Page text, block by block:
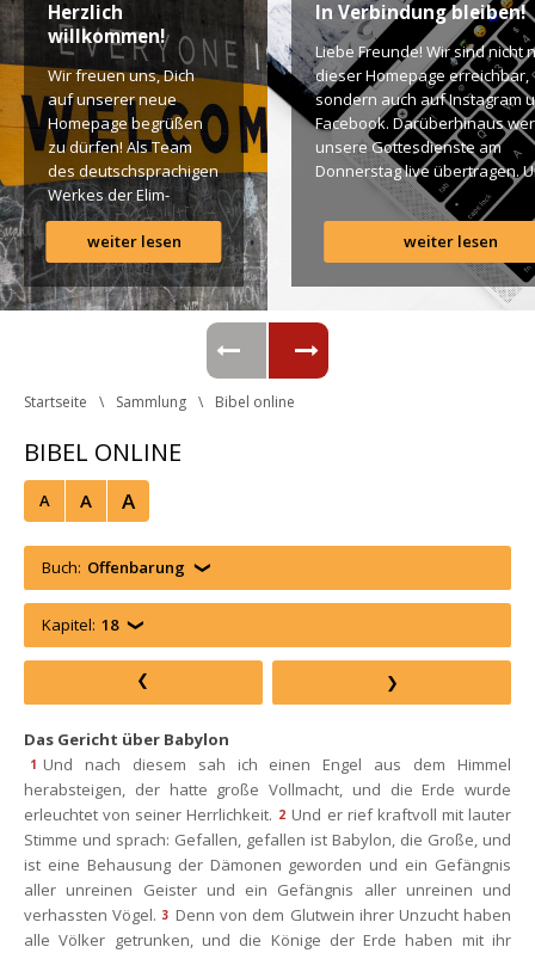
Herzlich
willkommen!
Wir freuen uns, Dich
auf unserer neue
Homepage begrüßen
zu dürfen! Als Team
des deutschsprachigen
Werkes der Elim-
Gemeinde ist es für
uns ein großes
Anliegen […]
weiter lesen
In Verbindung bleiben!
Liebe Freunde! Wir sind nicht
dieser Homepage erreichbar,
ondern auch auf Instagram
Facebook. Darüberhinaus
unsere Gottesdienste am
Donnerstag live übertragen.
findet Ihr dazu alle Links.
Segen! Live-Übertragung
Gottesdienst: http://
Instagram: http://elim.wien
Facebook:
https://www.facebook.com/
Photo by iabzd on Unsplash
weiter lesen
Startseite Sammlung Bibel online
BIBEL ONLINE
A A A
Buch: Offenbarung
Kapitel: 18
Das Gericht über Babylon
1 Und nach diesem sah ich einen Engel aus dem Himmel
herabsteigen, der hatte große Vollmacht, und die Erde wurde
erleuchtet von seiner Herrlichkeit. 2 Und er rief kraftvoll mit lauter
Stimme und sprach: Gefallen, gefallen ist Babylon, die Große, und
ist eine Behausung der Dämonen geworden und ein Gefängnis
aller unreinen Geister und ein Gefängnis aller unreinen und
verhassten Vögel. 3 Denn von dem Glutwein ihrer Unzucht haben
alle Völker getrunken, und die Könige der Erde haben mit ihr